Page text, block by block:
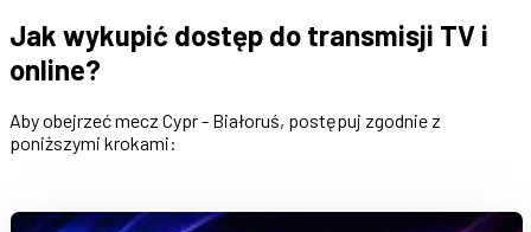
Jak wykupić dostęp do transmisji TV i
online?
Aby obejrzeć mecz Cypr - Białoruś, postępuj zgodnie z
poniższymi krokami: